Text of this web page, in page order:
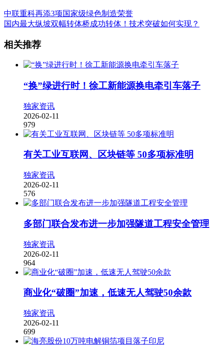
中联重科再添3项国家级绿色制造荣誉
国内最大纵坡双幅转体桥成功转体！技术突破如何实现？
相关推荐
“换”绿进行时！徐工新能源换电牵引车落子
独家资讯
2026-02-11
979
有关工业互联网、区块链等 50多项标准明
独家资讯
2026-02-11
576
多部门联合发布进一步加强隧道工程安全管理
独家资讯
2026-02-11
964
商业化“破圈”加速，低速无人驾驶50余款
独家资讯
2026-02-11
699